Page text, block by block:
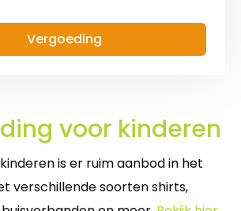
met
duim
Vergoeding
voor kinderen
is er ruim aanbod in het
verschillende soorten shirts,